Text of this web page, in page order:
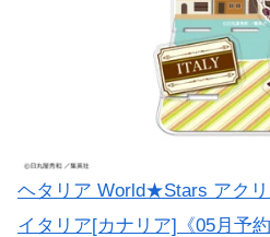
ヘタリア World★Stars アク
イタリア[カナリア]《05月予約